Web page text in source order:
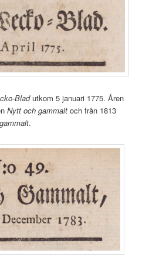
Bladutkom 5 januari 1775. Åren
Nytt och gammalt och från 1813
.